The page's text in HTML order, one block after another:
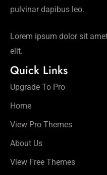
pulvinar dapibus leo.
Lorem ipsum dolor sit
elit.
Quick Links
Upgrade To Pro
Home
View Pro Themes
About Us
View Free Themes